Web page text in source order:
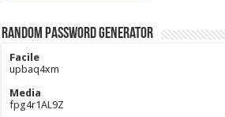
Random Password Generator
Facile
upbaq4xm
Media
fpg4r1AL9Z